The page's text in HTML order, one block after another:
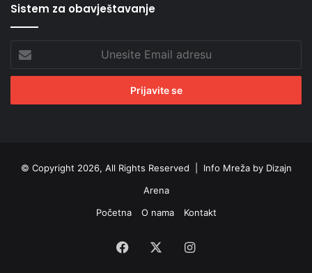
Sistem za obavještavanje
Email
adresu
© Copyright 2026, All Rights Reserved | Info Mreža by Dizajn
Arena
Početna
O nama Kontakt
Facebook Instagram